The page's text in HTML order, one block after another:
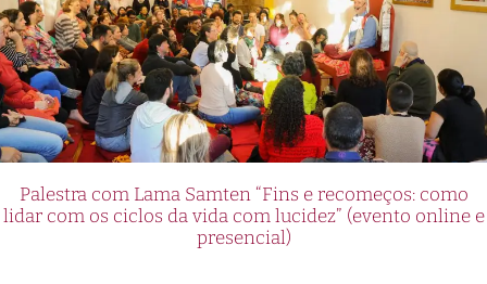
Palestra com Lama Samten “Fins e recomeços: como
lidar com os ciclos da vida com lucidez” (evento online e
presencial)